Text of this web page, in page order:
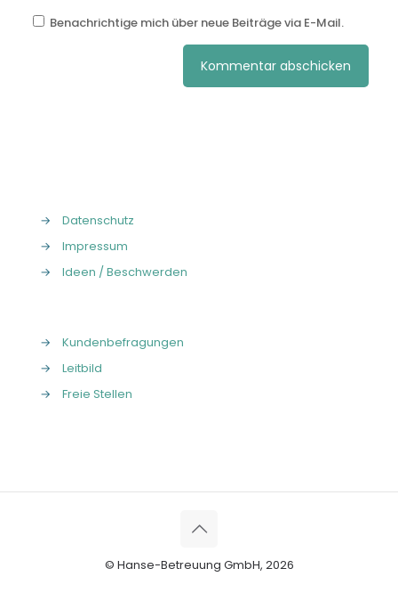
Benachrichtige mich über neue Beiträge via E-Mail.
→
Datenschutz
→
Impressum
→
Ideen / Beschwerden
→
Kundenbefragungen
→
Leitbild
→
Freie Stellen
© Hanse-Betreuung GmbH, 2026